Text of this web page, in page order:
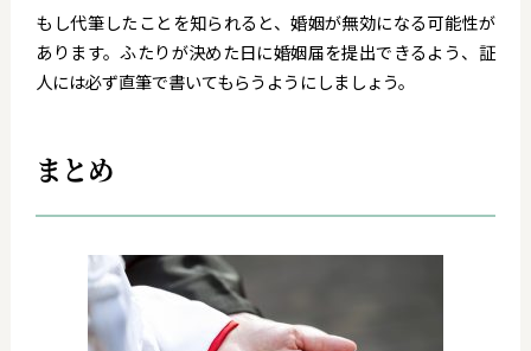
もし代筆したことを知られると、婚姻が無効になる可能性が
あります。ふたりが決めた日に婚姻届を提出できるよう、証
人には必ず直筆で書いてもらうようにしましょう。
まとめ